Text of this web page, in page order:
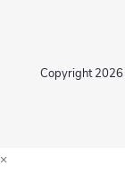
Copyright 2026
×